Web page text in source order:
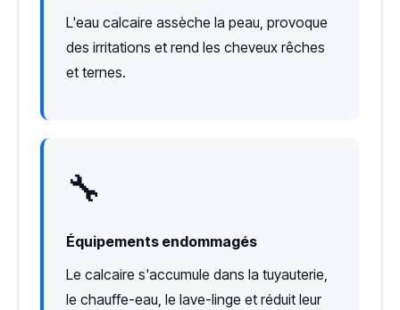
L'eau calcaire assèche la peau, provoque
des irritations et rend les cheveux rêches
et ternes.
🔧
Équipements endommagés
Le calcaire s'accumule dans la tuyauterie,
le chauffe-eau, le lave-linge et réduit leur